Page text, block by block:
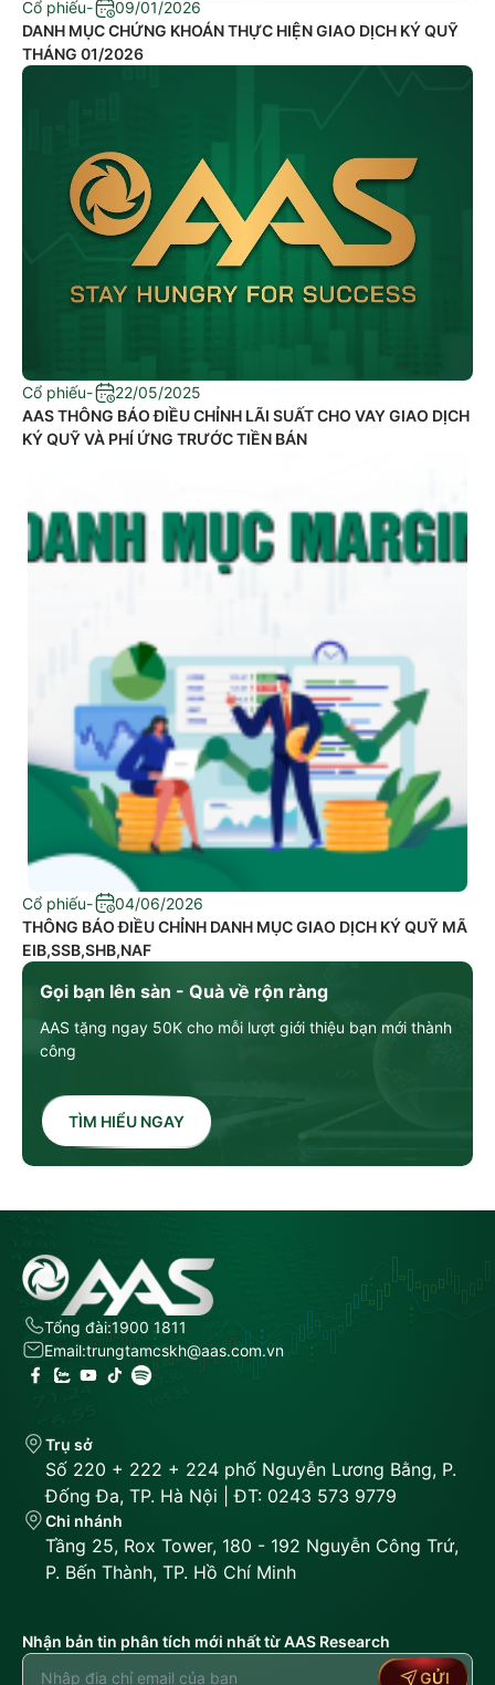
Gọi bạn lên sàn - Quà về rộn ràng
AAS tặng ngay 50K cho mỗi lượt giới thiệu bạn mới thành
công
TÌM HIỂU NGAY
Cổ phiếu-
09/01/2026
DANH MỤC CHỨNG KHOÁN THỰC HIỆN GIAO DỊCH KÝ QUỸ
THÁNG 01/2026
Cổ phiếu-
22/05/2025
​AAS THÔNG BÁO ĐIỀU CHỈNH LÃI SUẤT CHO VAY GIAO DỊCH
KÝ QUỸ VÀ PHÍ ỨNG TRƯỚC TIỀN BÁN
Cổ phiếu-
04/06/2026
THÔNG BÁO ĐIỀU CHỈNH DANH MỤC GIAO DỊCH KÝ QUỸ MÃ
EIB,SSB,SHB,NAF
Tổng đài:1900 1811
Email:trungtamcskh@aas.com.vn
Trụ sở
Số 220 + 222 + 224 phố Nguyễn Lương Bằng, P.
Đống Đa, TP. Hà Nội | ĐT: 0243 573 9779
Chi nhánh
Tầng 25, Rox Tower, 180 - 192 Nguyễn Công Trứ,
P. Bến Thành, TP. Hồ Chí Minh
Nhận bản tin phân tích mới nhất từ AAS Research
GỬI